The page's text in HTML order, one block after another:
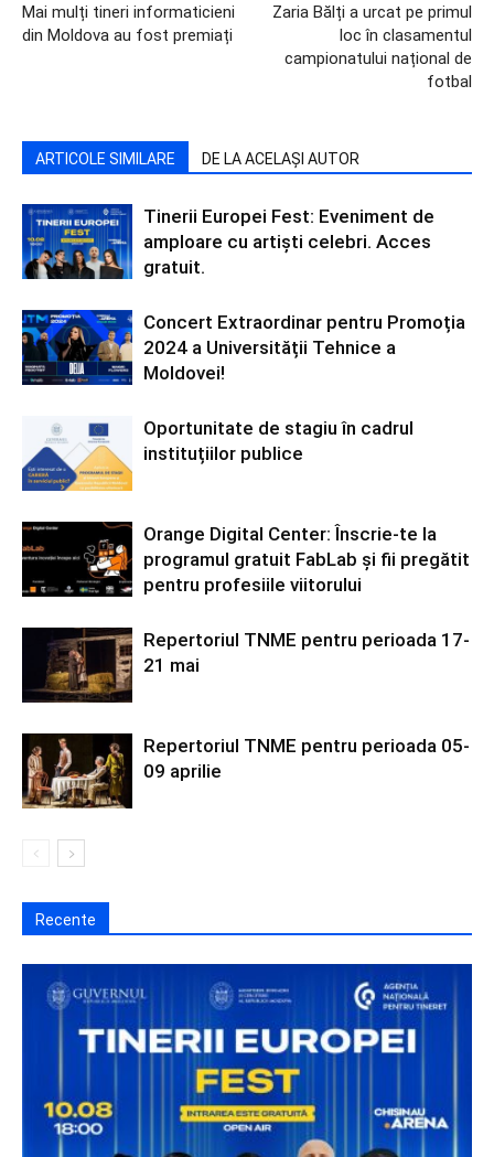
Mai mulți tineri informaticieni
din Moldova au fost premiați
Zaria Bălți a urcat pe primul
loc în clasamentul
campionatului național de
fotbal
ARTICOLE SIMILARE DE LA ACELAȘI AUTOR
Tinerii Europei Fest: Eveniment de
amploare cu artiști celebri. Acces
gratuit.
Concert Extraordinar pentru Promoția
2024 a Universității Tehnice a
Moldovei!
Oportunitate de stagiu în cadrul
instituțiilor publice
Orange Digital Center: Înscrie-te la
programul gratuit FabLab și fii pregătit
pentru profesiile viitorului
Repertoriul TNME pentru perioada 17-
21 mai
Repertoriul TNME pentru perioada 05-
09 aprilie
Recente